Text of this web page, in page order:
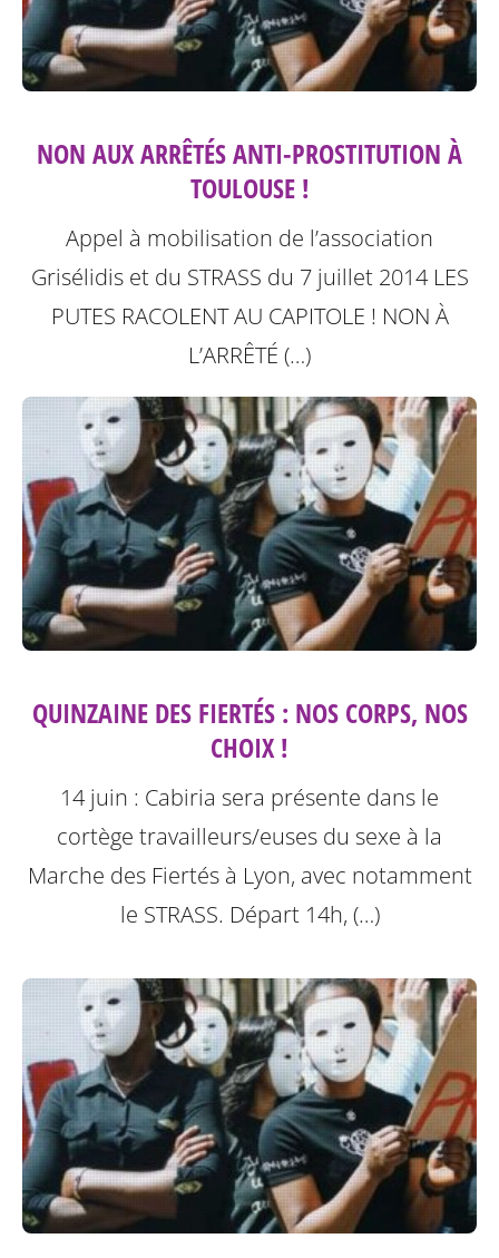
NON AUX ARRÊTÉS ANTI-PROSTITUTION À
TOULOUSE !
Appel à mobilisation de l’association
Grisélidis et du STRASS du 7 juillet 2014 LES
PUTES RACOLENT AU CAPITOLE ! NON À
L’ARRÊTÉ (…)
QUINZAINE DES FIERTÉS : NOS CORPS, NOS
CHOIX !
14 juin : Cabiria sera présente dans le
cortège travailleurs/euses du sexe à la
Marche des Fiertés à Lyon, avec notamment
le STRASS. Départ 14h, (…)